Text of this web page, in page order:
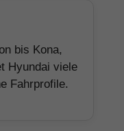
bis Kona,
Hyundai viele
Fahrprofile.